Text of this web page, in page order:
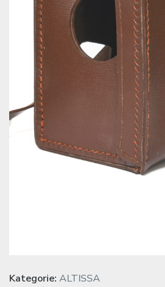
Kategorie: ALTISSA